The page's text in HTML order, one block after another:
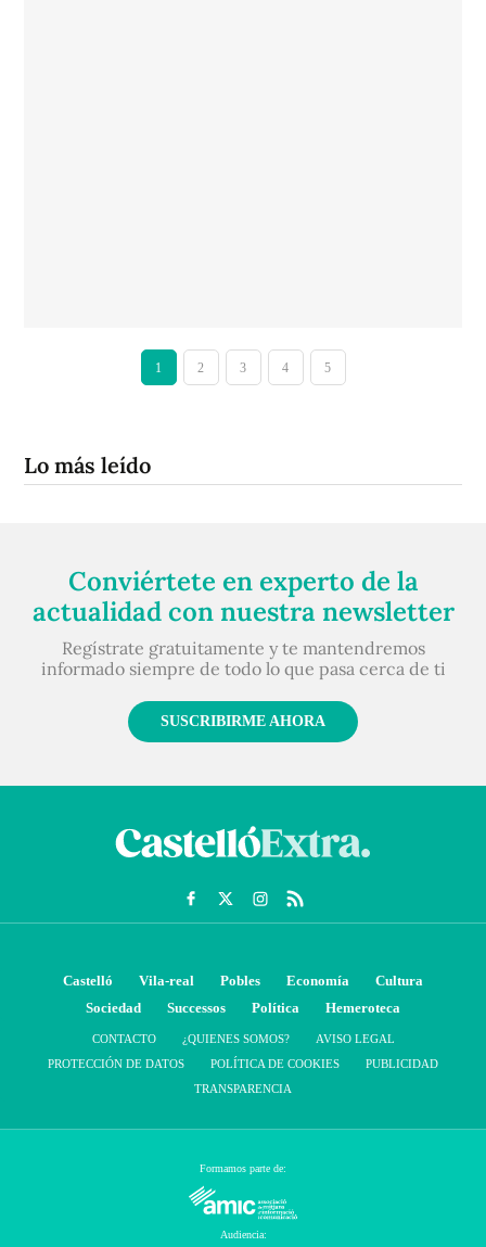
1 2 3 4 5
Lo más leído
Conviértete en experto de la
actualidad con nuestra newsletter
Regístrate gratuitamente y te mantendremos
informado siempre de todo lo que pasa cerca de ti
SUSCRIBIRME AHORA
Castelló Vila-real Pobles Economía
Cultura
Sociedad
Successos Política Hemeroteca
CONTACTO ¿QUIENES SOMOS?
AVISO LEGAL
PROTECCIÓN DE DATOS
POLÍTICA DE COOKIES
PUBLICIDAD
TRANSPARENCIA
Formamos parte de:
Audiencia: